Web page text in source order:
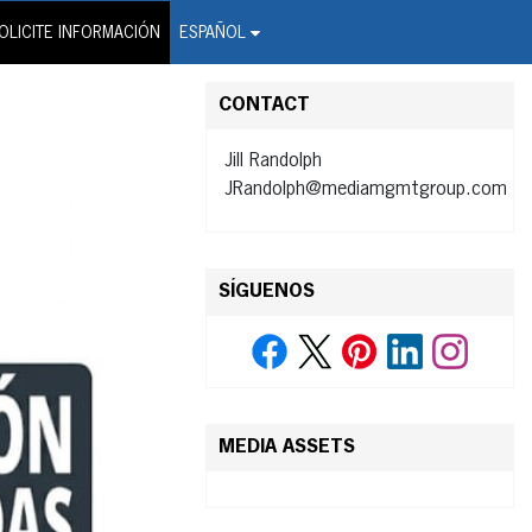
INFORMACIÓN ESPAÑOL
Wire Service
CONTACT
Jill Randolph
JRandolph@mediamgmtgroup.com
SÍGUENOS
MEDIA ASSETS